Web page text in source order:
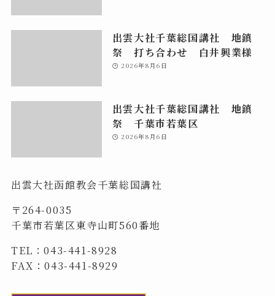
出雲大社千葉総国講社 地鎮
祭 打ち合わせ 白井興業様
2026年8月6日
出雲大社千葉総国講社 地鎮
祭 千葉市若葉区
2026年8月6日
出雲大社函館教会千葉総国講社
〒264-0035
千葉市若葉区東寺山町560番地
TEL：043-441-8928
FAX：043-441-8929